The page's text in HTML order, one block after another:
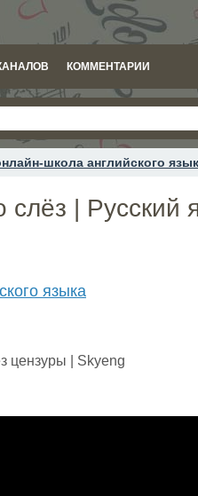
КОММЕНТАРИИ
школа английского
| Русский
языка